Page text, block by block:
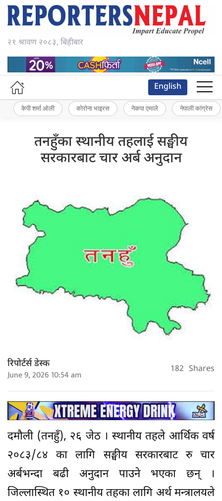
२१ श्रावण २०८३, बिहीबार
English
केपी शर्मा ओली कोरोना भाइरस नेकपा एमाले नेपाली कांग्रेस
तनहुँका स्थानीय तहलाई सङ्घीय
सरकारबाट चार अर्ब अनुदान
रिपोर्टर्स डेस्क
June 9, 2026 10:54 am 182 Shares
दमौली (तनहुँ), २६ जेठ । स्थानीय तहले आर्थिक वर्ष
२०८३/८४ का लागि सङ्घीय सरकारबाट रु चार
अर्बभन्दा बढी अनुदान पाउने भएका छन् ।
जिल्लास्थित १० स्थानीय तहका लागि अर्थ मन्त्रालयले